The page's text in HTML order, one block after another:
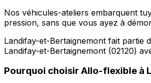
Nos véhicules-ateliers embarquent
pression, sans que vous ayez à
Landifay-et-Bertaignemont fait partie
Landifay-et-Bertaignemont (02120)
Pourquoi choisir Allo-flexible à